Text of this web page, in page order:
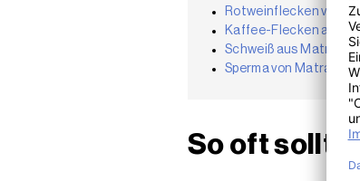
Rotweinflecken von
Kaffee-Flecken aus
Schweiß aus
Sperma von Matratze
So oft